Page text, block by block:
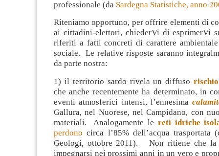
professionale (da Sardegna Statistiche, anno
Riteniamo opportuno, per offrire elementi di
ai cittadini-elettori, chiederVi di esprimerVi
riferiti a fatti concreti di carattere
sociale. Le relative risposte saranno
da parte nostra:
1) il territorio sardo rivela un diffuso
che anche recentemente ha determinato, in
eventi atmosferici intensi, l’ennesima
Gallura, nel Nuorese, nel Campidano, con
materiali. Analogamente le reti idriche
perdono circa l’85% dell’acqua trasportata
Geologi, ottobre 2011). Non ritiene che la
impegnarsi nei prossimi anni in un vero e